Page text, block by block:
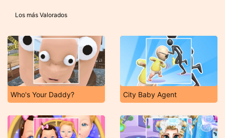
Los más Valorados
Who's Your Daddy? City Baby Agent